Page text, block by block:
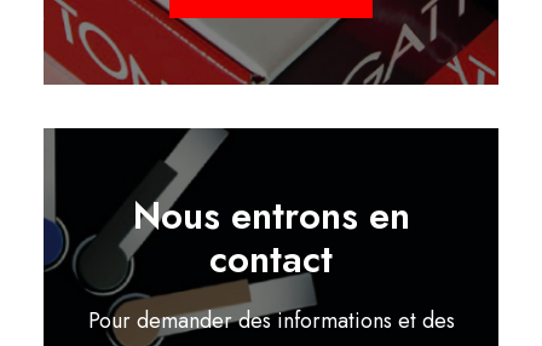
Nous entrons en
contact
Pour demander des informations et des